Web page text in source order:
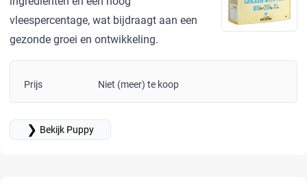
vleespercentage, wat bijdraagt aan een
gezonde groei en ontwikkeling.
Prijs Niet (meer) te koop
❯ Bekijk Puppy